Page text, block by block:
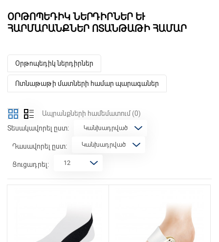
ՕՐԹՈՊԵԴԻԿ ՆԵՐԴԻՐՆԵՐ ԵՒ Հ
ԱՐՄԱՐԱՆՔՆԵՐ ՈՏԱՆԹԱԹԻ ՀԱՄԱՐ
Օրթոպեդիկ ներդիրներ
Ոտնաթաթի մատների համար պարագաներ
Ապրանքների համեմատում(0)
Տեսակավորել ըստ:
Դասավորել ըստ:
Ցուցադրել: